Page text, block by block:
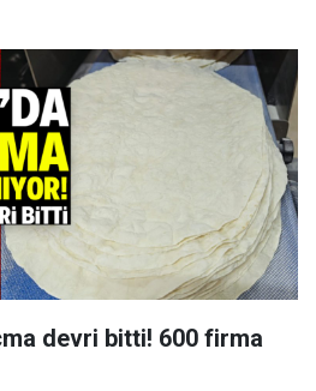
devri bitti! 600 firma